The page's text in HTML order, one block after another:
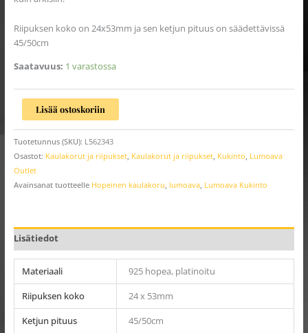
Riipuksen koko on 24x53mm ja sen ketjun pituus on säädettävissä
45/50cm
Saatavuus: 1 varastossa
Lisää ostoskoriin
Tuotetunnus (SKU): L562343
Osastot: Kaulakorut ja riipukset, Kaulakorut ja riipukset, Kukinto Lumoava
Outlet
Avainsanat tuotteelle Hopeinen kaulakoru lumoava, Lumoava Kukinto
Lisätiedot
Materiaali
925 hopea, platinoitu
Riipuksen koko
24 x 53mm
Ketjun pituus
45/50cm